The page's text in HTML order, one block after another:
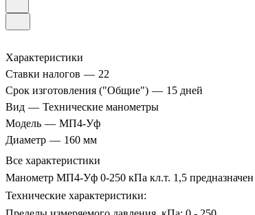
Характеристики
Ставки налогов — 22
Срок изготовления ("Общие") — 15 дней
Вид — Технические манометры
Модель — МП4-Уф
Диаметр — 160 мм
Все характеристики
Манометр МП4-Уф 0-250 кПа кл.т. 1,5 предназначен
Технические характеристики: